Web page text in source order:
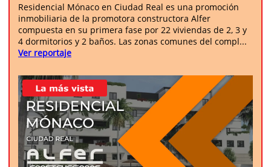
Residencial Mónaco en Ciudad Real es una promoción
inmobiliaria de la promotora constructora Alfer
compuesta en su primera fase por 22 viviendas de 2, 3 y
4 dormitorios y 2 baños. Las zonas comunes del compl...
Ver reportaje